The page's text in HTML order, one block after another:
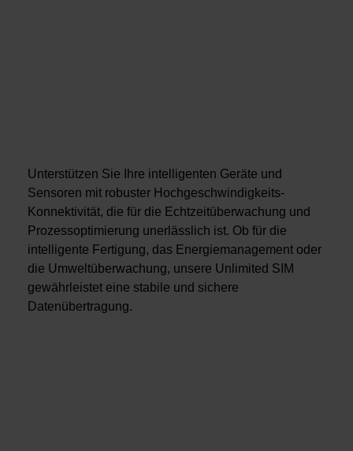
Unterstützen Sie Ihre intelligenten Geräte und
Sensoren mit robuster Hochgeschwindigkeits-
Konnektivität, die für die Echtzeitüberwachung und
Prozessoptimierung unerlässlich ist. Ob für die
intelligente Fertigung, das Energiemanagement oder
die Umweltüberwachung, unsere Unlimited SIM
gewährleistet eine stabile und sichere
Datenübertragung.